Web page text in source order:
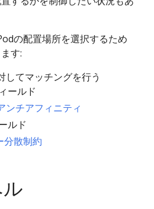
の配置場所を選択するため
す:
してマッチングを行う
ールド
ンチアフィニティ
ルド
分散制約